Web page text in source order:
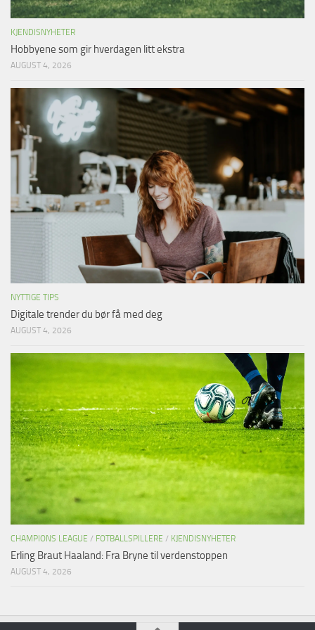
KJENDISNYHETER
Hobbyene som gir hverdagen litt ekstra
AUGUST 4, 2026
NYTTIGE TIPS
Digitale trender du bør få med deg
AUGUST 4, 2026
CHAMPIONS LEAGUE / FOTBALLSPILLERE / KJENDISNYHETER
Erling Braut Haaland: Fra Bryne til verdenstoppen
AUGUST 4, 2026